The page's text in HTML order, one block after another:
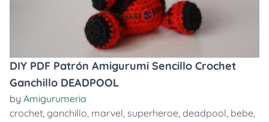
DIY PDF Patrón Amigurumi Sencillo Crochet
Ganchillo DEADPOOL
by Amigurumeria
crochet, ganchillo, marvel, superheroe, deadpool, bebe,